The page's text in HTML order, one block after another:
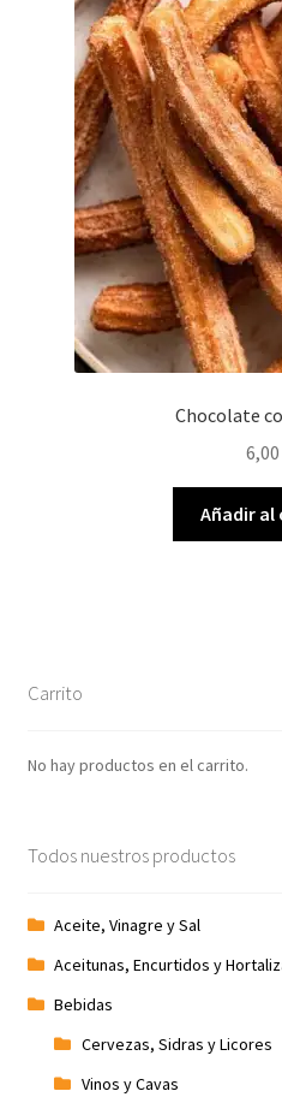
Chocolate
6,00
Añadir
Carrito
No hay productos en el carrito.
Todos nuestros productos
Aceite, Vinagre y Sal
Aceitunas, Encurtidos y
Bebidas
Cervezas, Sidras y Licores
Vinos y Cavas